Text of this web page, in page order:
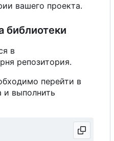
вашего проекта.
библиотеки
в
репозитория.
перейти в
и выполнить